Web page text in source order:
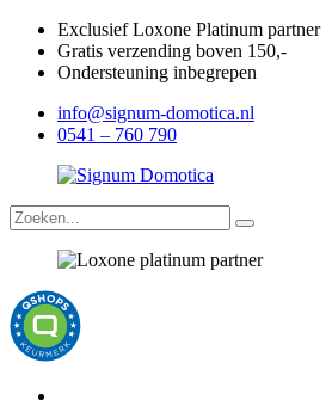
Exclusief Loxone Platinum partner
Gratis verzending boven 150,-
Ondersteuning inbegrepen
info@signum-domotica.nl
0541 – 760 790